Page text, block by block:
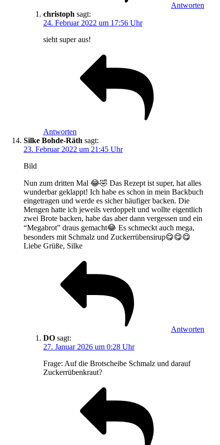
Antworten
christoph sagt:
24. Februar 2022 um 17:56 Uhr
sieht super aus!
Antworten
Silke Bohde-Räth sagt:
23. Februar 2022 um 21:45 Uhr
Bild
Nun zum dritten Mal 😂🤣 Das Rezept ist super, hat alles
wunderbar geklappt! Ich habe es schon in mein Backbuch
eingetragen und werde es sicher häufiger backen. Die
Mengen hatte ich jeweils verdoppelt und wollte eigentlich
zwei Brote backen, habe das aber dann vergessen und ein
“Megabrot” draus gemacht😂 Es schmeckt auch mega,
besonders mit Schmalz und Zuckerrübensirup😋😋😋
Liebe Grüße, Silke
Antworten
DO sagt:
27. Januar 2026 um 0:28 Uhr
Frage: Auf die Brotscheibe Schmalz und darauf
Zuckerrübenkraut?